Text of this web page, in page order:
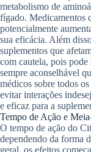
metabolismo de
fígado. Medicamentos
potencialmente
sua eficácia. Além
suplementos que
com cautela, pois
sempre aconselhável
médicos sobre todos
evitar interações
e eficaz para a
Tempo de Ação e
O tempo de ação do
dependendo da forma